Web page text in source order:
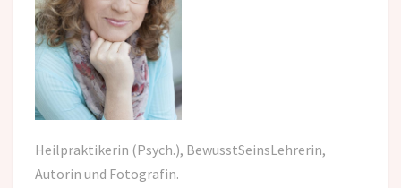
Heilpraktikerin (Psych.), BewusstSeinsLehrerin,
Autorin und Fotografin.